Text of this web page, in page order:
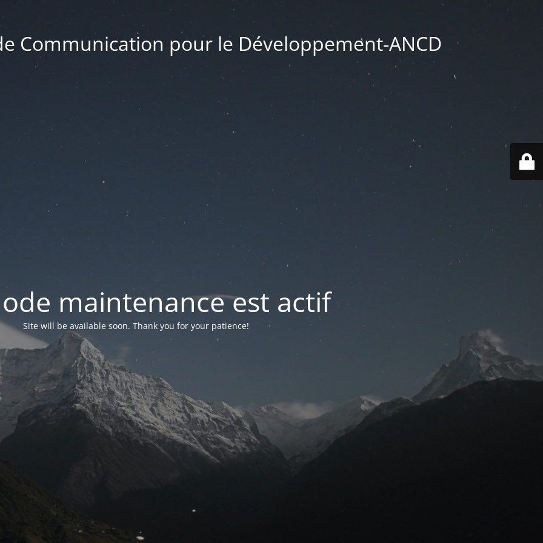
Communication pour le Développement-ANCD
maintenance est actif
Site will be available soon. Thank you for your patience!